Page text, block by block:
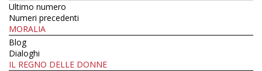
Ultimo numero
Numeri precedenti
MORALIA
Blog
Dialoghi
IL REGNO DELLE DONNE